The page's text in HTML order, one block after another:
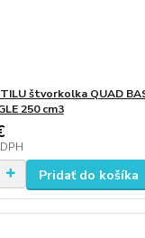
štvorkolka QUAD
250 cm3
Pridať do košíka